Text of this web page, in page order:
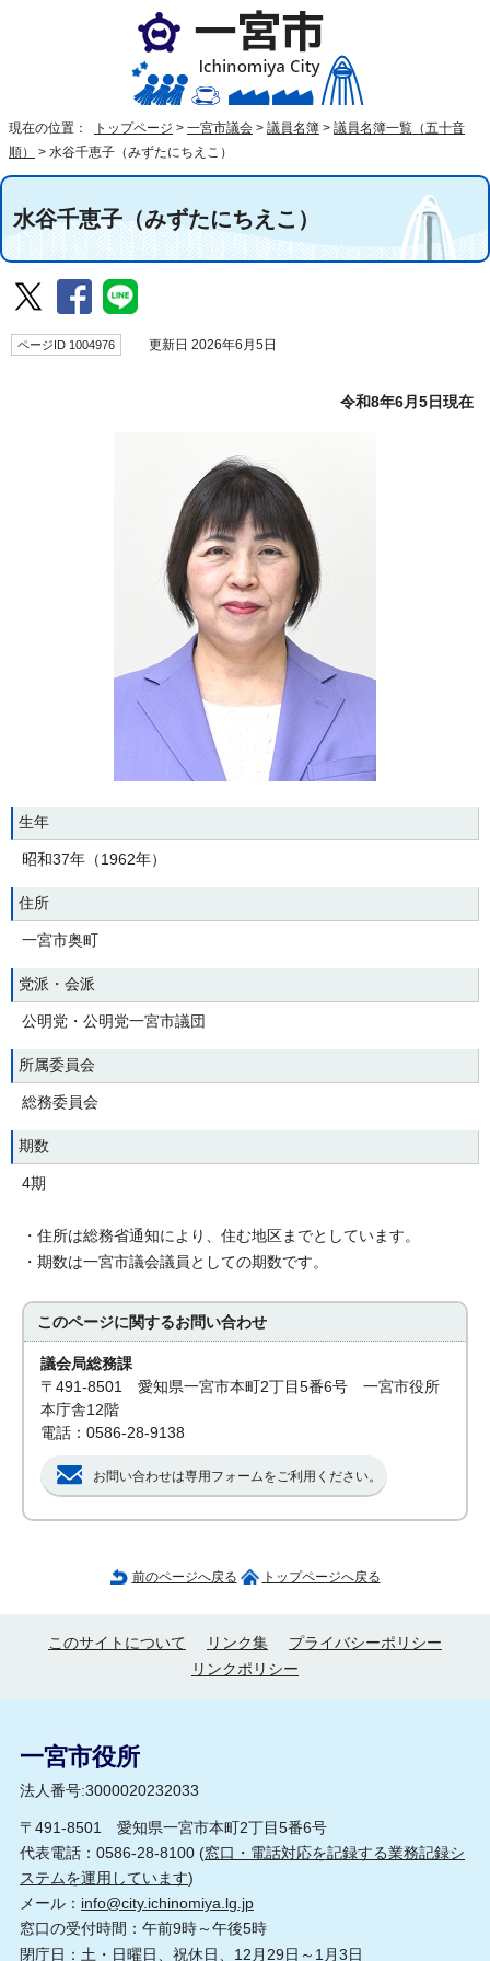
現在の位置： トップページ > 一宮市議会 > 議員名簿 > 議員名簿一覧（五十音
順）
> 水谷千恵子（みずたにちえこ）
水谷千恵子（みずたにちえこ）
ページID 1004976 更新日 2026年6月5日
令和8年6月5日現在
生年
昭和37年（1962年）
住所
一宮市奥町
党派・会派
公明党・公明党一宮市議団
所属委員会
総務委員会
期数
4期
・住所は総務省通知により、住む地区までとしています。
・期数は一宮市議会議員としての期数です。
このページに関するお問い合わせ
議会局総務課
〒491-8501 愛知県一宮市本町2丁目5番6号 一宮市役所
本庁舎12階
電話：0586-28-9138
お問い合わせは専用フォームをご利用ください。
前のページへ戻る トップページへ戻る
このサイトについて リンク集
プライバシーポリシー
リンクポリシー
一宮市役所
法人番号:3000020232033
〒491-8501 愛知県一宮市本町2丁目5番6号
代表電話：0586-28-8100 (窓口・電話対応を記録する業務記録シ
ステムを運用しています)
メール： info@city.ichinomiya.lg.jp
窓口の受付時間：午前9時～午後5時
閉庁日：土・日曜日、祝休日、12月29日～1月3日